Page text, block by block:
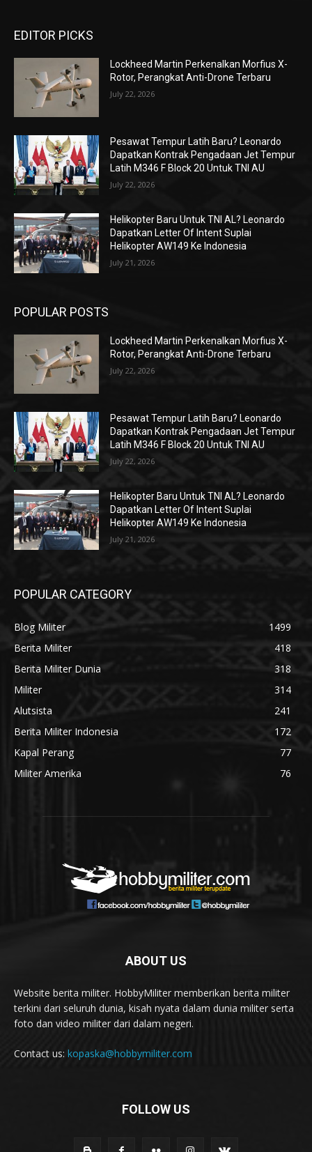
EDITOR PICKS
Lockheed Martin Perkenalkan Morfius X-
Rotor, Perangkat Anti-Drone Terbaru
July 22, 2026
Pesawat Tempur Latih Baru? Leonardo
Dapatkan Kontrak Pengadaan Jet Tempur
Latih M346 F Block 20 Untuk TNI AU
July 22, 2026
Helikopter Baru Untuk TNI AL? Leonardo
Dapatkan Letter Of Intent Suplai
Helikopter AW149 Ke Indonesia
July 21, 2026
POPULAR POSTS
Lockheed Martin Perkenalkan Morfius X-
Rotor, Perangkat Anti-Drone Terbaru
July 22, 2026
Pesawat Tempur Latih Baru? Leonardo
Dapatkan Kontrak Pengadaan Jet Tempur
Latih M346 F Block 20 Untuk TNI AU
July 22, 2026
Helikopter Baru Untuk TNI AL? Leonardo
Dapatkan Letter Of Intent Suplai
Helikopter AW149 Ke Indonesia
July 21, 2026
POPULAR CATEGORY
Blog Militer
1499
Berita Militer
418
Berita Militer Dunia
318
Militer
314
Alutsista
241
Berita Militer Indonesia
172
Kapal Perang
77
Militer Amerika
76
ABOUT US
Website berita militer. HobbyMiliter memberikan berita militer
terkini dari seluruh dunia, kisah nyata dalam dunia militer serta
foto dan video militer dari dalam negeri.
Contact us: kopaska@hobbymiliter.com
FOLLOW US